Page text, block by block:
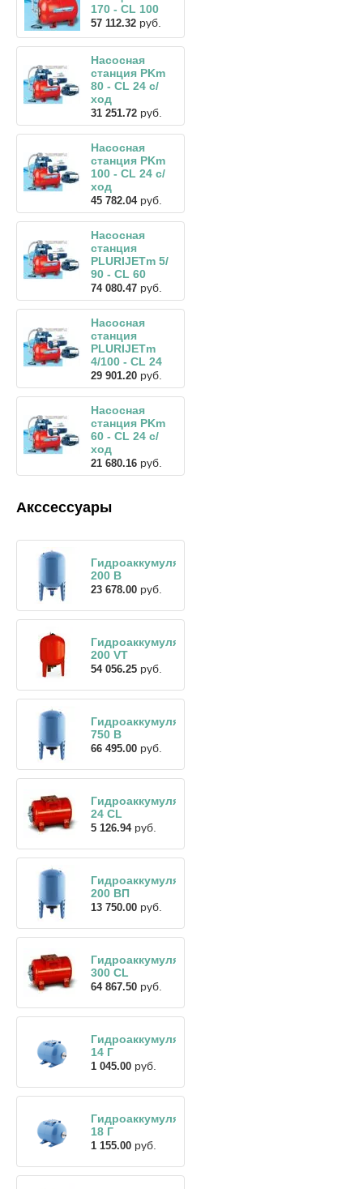
170 - CL 100
57 112.32 руб.
Насосная
станция PKm
80 - CL 24 с/
ход
31 251.72 руб.
Насосная
станция PKm
100 - CL 24 с/
ход
45 782.04 руб.
Насосная
станция
PLURIJETm 5/
90 - CL 60
74 080.47 руб.
Насосная
станция
PLURIJETm
4/100 - CL 24
29 901.20 руб.
Насосная
станция PKm
60 - CL 24 с/
ход
21 680.16 руб.
Акссессуары
Гидроаккумулятор
200 В
23 678.00 руб.
Гидроаккумулятор
200 VT
54 056.25 руб.
Гидроаккумулятор
750 В
66 495.00 руб.
Гидроаккумулятор
24 CL
5 126.94 руб.
Гидроаккумулятор
200 ВП
13 750.00 руб.
Гидроаккумулятор
300 CL
64 867.50 руб.
Гидроаккумулятор
14 Г
1 045.00 руб.
Гидроаккумулятор
18 Г
1 155.00 руб.